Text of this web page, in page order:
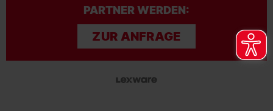
PARTNER WERDEN:
ZUR ANFRAGE